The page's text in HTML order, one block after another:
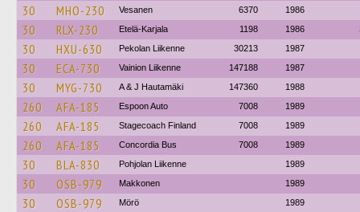
30 MHO-230 Vesanen 6370 1986
30 RLX-230 Etelä-Karjala 1198 1986
30 HXU-630 Pekolan Liikenne 30213 1987
30 ECA-730 Vainion Liikenne 147188 1987
30 MYG-730 A & J Hautamäki 147360 1988
260 AFA-185 Espoon Auto 7008 1989
260 AFA-185 Stagecoach Finland 7008 1989
260 AFA-185 Concordia Bus 7008 1989
30 BLA-830 Pohjolan Liikenne 1989
30 OSB-979 Makkonen 1989
30 OSB-979 Mörö 1989